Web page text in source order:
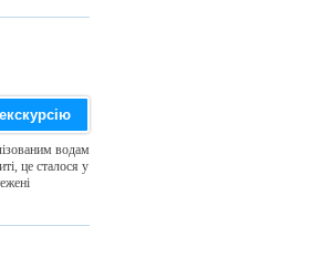
водам
це сталося у